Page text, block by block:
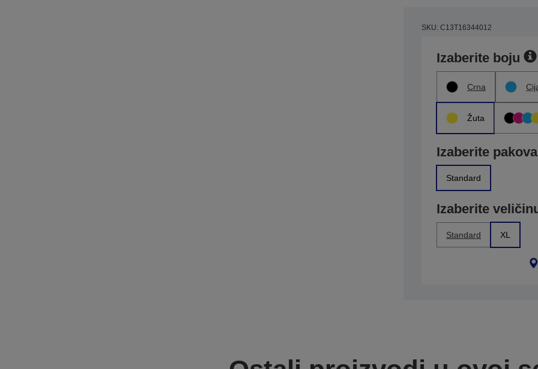
SKU: C13T16344012
Izaberite boju
Crna
Žuta
Izaberite
Standard
Izaberite
Standard XL